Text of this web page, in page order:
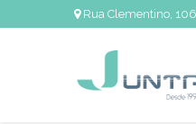
Rua Clementino,